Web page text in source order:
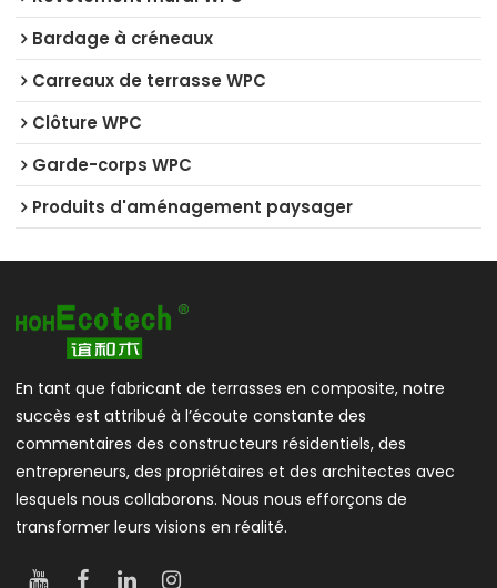
Bardage à créneaux
Carreaux de terrasse WPC
Clôture WPC
Garde-corps WPC
Produits d'aménagement paysager
En tant que fabricant de terrasses en composite, notre
succès est attribué à l’écoute constante des
commentaires des constructeurs résidentiels, des
entrepreneurs, des propriétaires et des architectes avec
lesquels nous collaborons. Nous nous efforçons de
transformer leurs visions en réalité.